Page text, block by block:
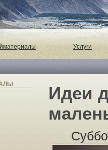
Услуги
Идеи